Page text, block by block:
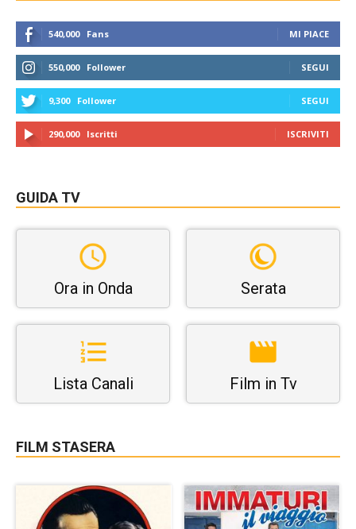
540,000 Fans MI PIACE
550,000 Follower SEGUI
9,300 Follower SEGUI
290,000 Iscritti ISCRIVITI
GUIDA TV
Ora in Onda Serata
Lista Canali Film in Tv
FILM STASERA